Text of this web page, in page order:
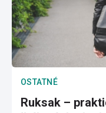
OSTATNÉ
Ruksak –